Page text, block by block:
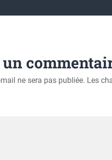
ne sera pas publiée. Les